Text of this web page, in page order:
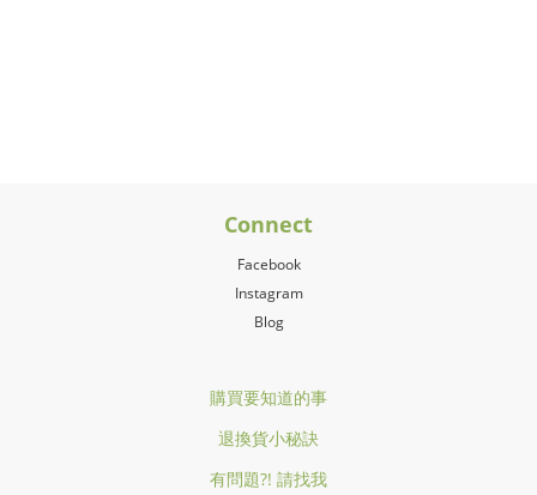
Connect
Facebook
Instagram
Blog
購買要知道的事
退換貨小秘訣
有問題?! 請找我